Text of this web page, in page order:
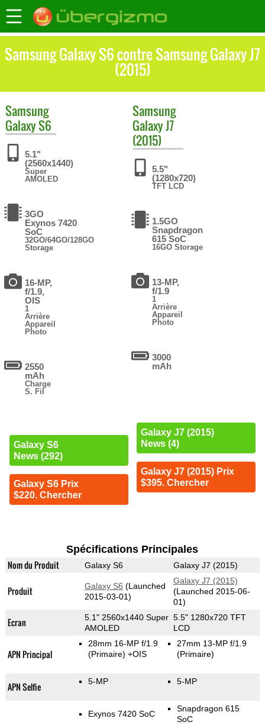
Samsung Galaxy S6 contre Samsung Galaxy J7
(2015)
Samsung
Galaxy S6
5.1"
(2560x1440)
Super
AMOLED
3GO
Exynos 7420
SoC
32GO/64GO/128GO
Storage
16-MP,
f/1.9,
OIS
1
Arrière
Appareil
Photo
2550
mAh
Charge
S. Fil
Galaxy S6
News (292)
Galaxy S6 Prix
$220. Chercher
Samsung
Galaxy J7
(2015)
5.5"
(1280x720)
TFT LCD
1.5GO
Snapdragon
615 SoC
16GO Storage
13-MP,
f/1.9
1
Arrière
Appareil
Photo
3000
mAh
Galaxy J7 (2015)
News (4)
Galaxy J7 (2015) Prix
$395. Chercher
Spécifications Principales
Nom du Produit Galaxy S6 Galaxy J7 (2015)
Produit Galaxy S6 (Launched
2015-03-01)
Galaxy J7 (2015)
(Launched 2015-06-
01)
Ecran
5.1" 2560x1440 Super
AMOLED
5.5" 1280x720 TFT
LCD
APN Principal
28mm 16-MP f/1.9
(Primaire) +OIS
27mm 13-MP f/1.9
(Primaire)
APN Selfie 5-MP 5-MP
Exynos 7420 SoC
Snapdragon 615
SoC